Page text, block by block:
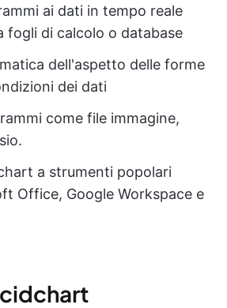
ai dati in tempo reale
fogli di calcolo o database
dell'aspetto delle forme
dei dati
come file immagine,
a strumenti popolari
Office, Google Workspace e